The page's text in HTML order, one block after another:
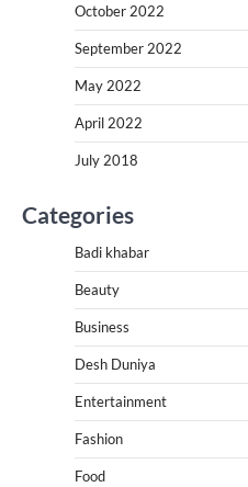
October 2022
September 2022
May 2022
April 2022
July 2018
Categories
Badi khabar
Beauty
Business
Desh Duniya
Entertainment
Fashion
Food